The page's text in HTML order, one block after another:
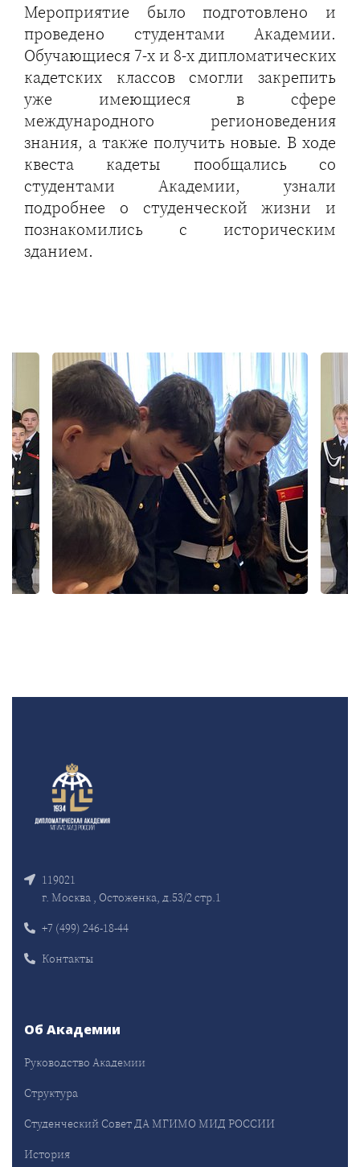
Мероприятие было подготовлено и
проведено студентами Академии.
Обучающиеся 7-х и 8-х дипломатических
кадетских классов смогли закрепить
уже имеющиеся в сфере
международного регионоведения
знания, а также получить новые. В ходе
квеста кадеты пообщались со
студентами Академии, узнали
подробнее о студенческой жизни и
познакомились с историческим
зданием.
119021
г. Москва , Остоженка, д.53/2 стр.1
+7 (499) 246-18-44
Контакты
Об Академии
Руководство Академии
Структура
Студенческий Совет ДА МГИМО МИД РОССИИ
История